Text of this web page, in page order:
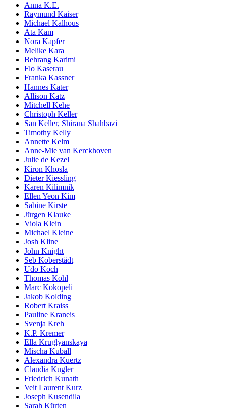
Anna K.E.
Raymund Kaiser
Michael Kalhous
Ata Kam
Nora Kapfer
Melike Kara
Behrang Karimi
Flo Kaserau
Franka Kassner
Hannes Kater
Allison Katz
Mitchell Kehe
Christoph Keller
San Keller, Shirana Shahbazi
Timothy Kelly
Annette Kelm
Anne-Mie van Kerckhoven
Julie de Kezel
Kiron Khosla
Dieter Kiessling
Karen Kilimnik
Ellen Yeon Kim
Sabine Kirste
Jürgen Klauke
Viola Klein
Michael Kleine
Josh Kline
John Knight
Seb Koberstädt
Udo Koch
Thomas Kohl
Marc Kokopeli
Jakob Kolding
Robert Kraiss
Pauline Kraneis
Svenja Kreh
K.P. Kremer
Ella Kruglyanskaya
Mischa Kuball
Alexandra Kuertz
Claudia Kugler
Friedrich Kunath
Veit Laurent Kurz
Joseph Kusendila
Sarah Kürten